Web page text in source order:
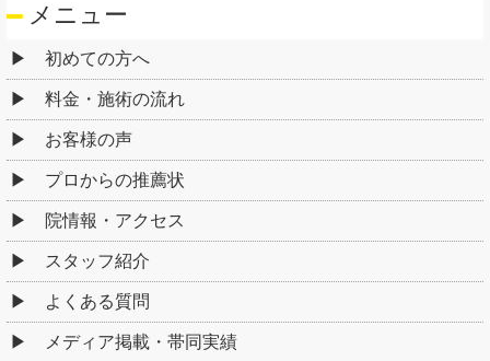
メニュー
初めての方へ
料金・施術の流れ
お客様の声
プロからの推薦状
院情報・アクセス
スタッフ紹介
よくある質問
メディア掲載・帯同実績